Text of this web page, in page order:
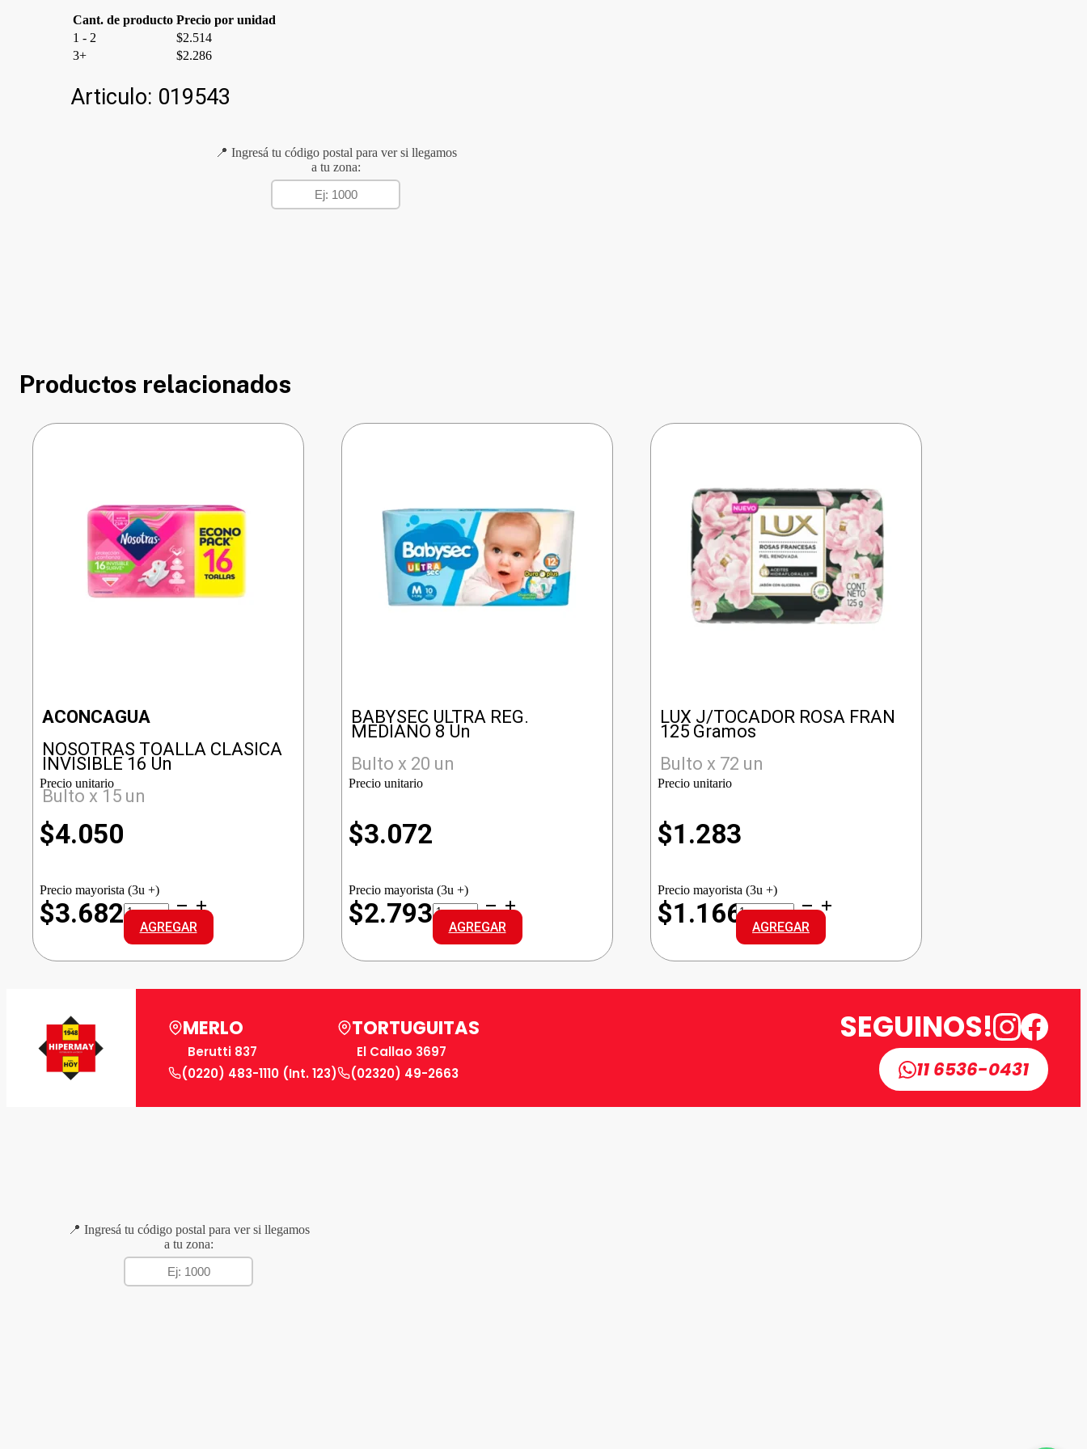
Cant. de producto Precio por unidad
1 - 2
$2.514
3+
$2.286
Articulo: 019543
📍 Ingresá tu código postal para ver si llegamos
a tu zona:
Productos relacionados
ACONCAGUA
NOSOTRAS TOALLA CLASICA
INVISIBLE 16 Un
Bulto x 15 un
Precio unitario
$4.050
Precio mayorista (3u +)
$3.682NOSOTRAS
TOALLA
CLASICA
INVISIBLE
cantidad
AGREGAR
BABYSEC ULTRA REG.
MEDIANO 8 Un
Bulto x 20 un
Precio unitario
$3.072
Precio mayorista (3u +)
$2.793BABYSEC
ULTRA
REG.
MEDIANO
cantidad
AGREGAR
LUX J/TOCADOR ROSA FRAN
125 Gramos
Bulto x 72 un
Precio unitario
$1.283
Precio mayorista (3u +)
$1.166LUX
J/TOCADOR
ROSA
FRAN
cantidad
AGREGAR
MERLO
Berutti 837
(0220) 483-1110 (Int. 123)
TORTUGUITAS
El Callao 3697
(02320) 49-2663
SEGUINOS!
11 6536-0431
📍 Ingresá tu código postal para ver si llegamos
a tu zona: